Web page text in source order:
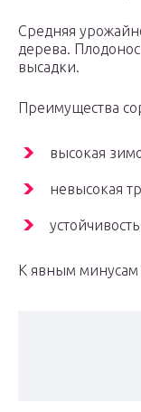
Средняя
дерева.
высадки.
Преимущества
высокая
невысокая
К явным минусам